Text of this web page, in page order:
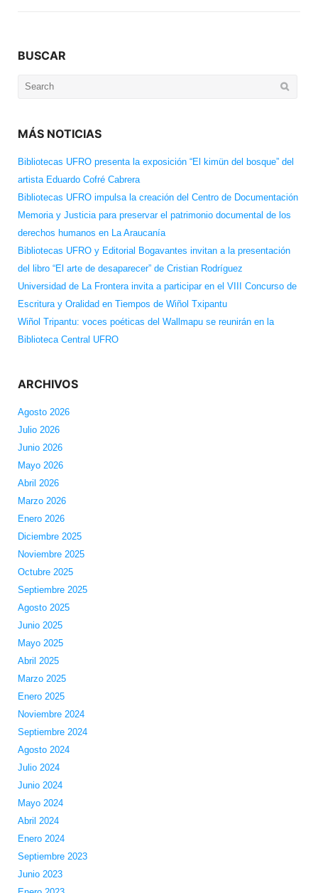
BUSCAR
Search
MÁS NOTICIAS
Bibliotecas UFRO presenta la exposición “El kimün del bosque” del
artista Eduardo Cofré Cabrera
Bibliotecas UFRO impulsa la creación del Centro de Documentación
Memoria y Justicia para preservar el patrimonio documental de los
derechos humanos en La Araucanía
Bibliotecas UFRO y Editorial Bogavantes invitan a la presentación
del libro “El arte de desaparecer” de Cristian Rodríguez
Universidad de La Frontera invita a participar en el VIII Concurso de
Escritura y Oralidad en Tiempos de Wiñol Txipantu
Wiñol Tripantu: voces poéticas del Wallmapu se reunirán en la
Biblioteca Central UFRO
ARCHIVOS
Agosto 2026
Julio 2026
Junio 2026
Mayo 2026
Abril 2026
Marzo 2026
Enero 2026
Diciembre 2025
Noviembre 2025
Octubre 2025
Septiembre 2025
Agosto 2025
Junio 2025
Mayo 2025
Abril 2025
Marzo 2025
Enero 2025
Noviembre 2024
Septiembre 2024
Agosto 2024
Julio 2024
Junio 2024
Mayo 2024
Abril 2024
Enero 2024
Septiembre 2023
Junio 2023